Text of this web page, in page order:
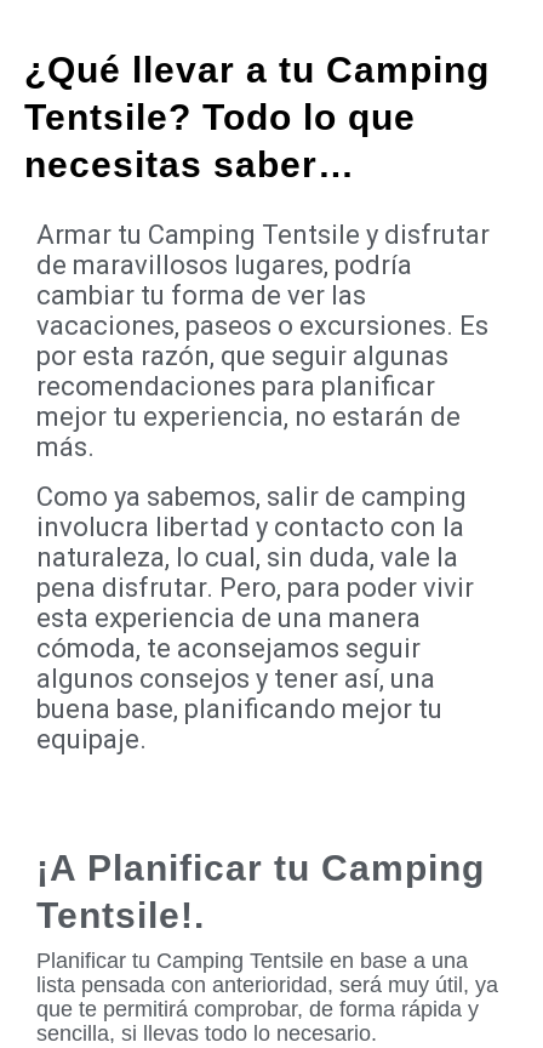
¿Qué llevar a tu Camping
Tentsile? Todo lo que
necesitas saber…
Armar tu Camping Tentsile y disfrutar
de maravillosos lugares, podría
cambiar tu forma de ver las
vacaciones, paseos o excursiones. Es
por esta razón, que seguir algunas
recomendaciones para planificar
mejor tu experiencia, no estarán de
más.
Como ya sabemos, salir de camping
involucra libertad y contacto con la
naturaleza, lo cual, sin duda, vale la
pena disfrutar. Pero, para poder vivir
esta experiencia de una manera
cómoda, te aconsejamos seguir
algunos consejos y tener así, una
buena base, planificando mejor tu
equipaje.
¡A Planificar tu Camping
Tentsile!.
Planificar tu Camping Tentsile en base a una
lista pensada con anterioridad, será muy útil, ya
que te permitirá comprobar, de forma rápida y
sencilla, si llevas todo lo necesario.